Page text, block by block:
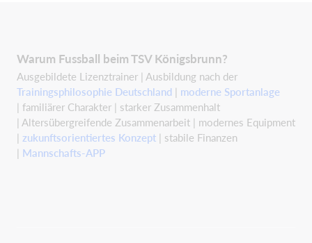
Warum Fussball beim TSV Königsbrunn?
Ausgebildete Lizenztrainer | Ausbildung nach der
Trainingsphilosophie Deutschland
moderne Sportanlage
| familiärer Charakter | starker Zusammenhalt
| Altersübergreifende Zusammenarbeit | modernes Equipment
zukunftsorientiertes Konzept | stabile Finanzen
Mannschafts-APP